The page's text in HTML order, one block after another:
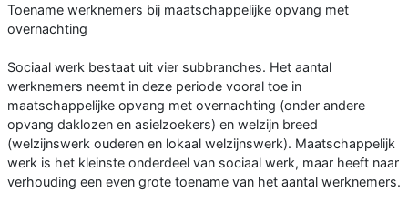
Toename werknemers bij maatschappelijke opvang met
overnachting
Sociaal werk bestaat uit vier subbranches. Het aantal
werknemers neemt in deze periode vooral toe in
maatschappelijke opvang met overnachting (onder andere
opvang daklozen en asielzoekers) en welzijn breed
(welzijnswerk ouderen en lokaal welzijnswerk). Maatschappelijk
werk is het kleinste onderdeel van sociaal werk, maar heeft naar
verhouding een even grote toename van het aantal werknemers.